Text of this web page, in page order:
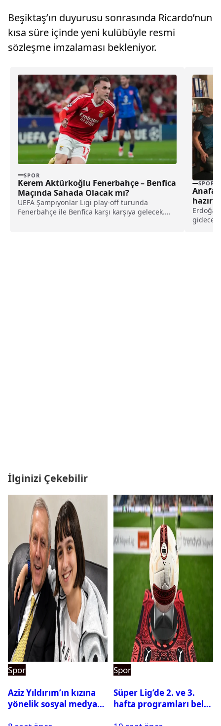
Beşiktaş’ın duyurusu sonrasında Ricardo’nun
kısa süre içinde yeni kulübüyle resmi
sözleşme imzalaması bekleniyor.
SPOR
Kerem Aktürkoğlu Fenerbahçe – Benfica
Maçında Sahada Olacak mı?
UEFA Şampiyonlar Ligi play-off turunda
Fenerbahçe ile Benfica karşı karşıya gelecek.
SPOR
gidecek
İlginizi Çekebilir
Spor
Aziz Yıldırım’ın kızına
yönelik sosyal medya
Spor
Süper Lig’de 2. ve 3.
hafta programları belli